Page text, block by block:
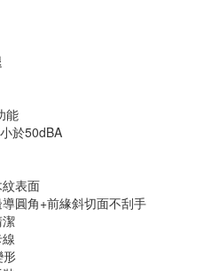
能
於50dBA
表面
圓角+前緣斜切面不刮手
形